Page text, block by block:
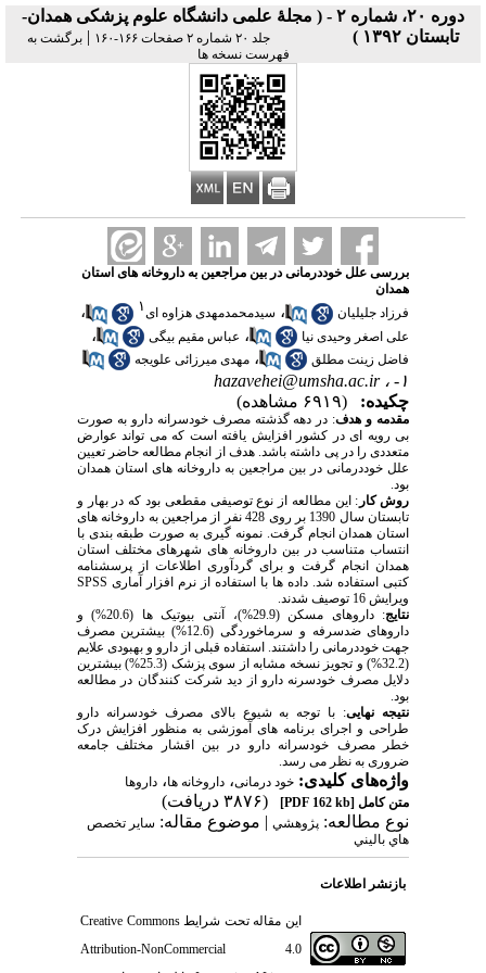
دوره ۲۰، شماره ۲ - ( مجلۀ علمی دانشگاه علوم پزشکی همدان-
تابستان ۱۳۹۲ )
جلد ۲۰ شماره ۲ صفحات ۱۶۶-۱۶۰ | برگشت به
فهرست نسخه ها
بررسی علل خوددرمانی در بین مراجعین به داروخانه های استان
همدان
فرزاد جلیلیان
، سیدمحمدمهدی هزاوه ای۱ ،
علی اصغر وحیدی نیا ، عباس مقیم بیگی ،
فاضل زینت مطلق ، مهدی میرزائی علویجه
۱- ،
hazavehei@umsha.ac.ir
چکیده:
(۶۹۱۹ مشاهده)
مقدمه و هدف: در دهه گذشته مصرف خودسرانه دارو به صورت
بی رویه ای در کشور افزایش یافته است که می تواند عوارض
متعددی را در پی داشته باشد. هدف از انجام مطالعه حاضر تعیین
علل خوددرمانی در بین مراجعین به داروخانه های استان همدان
بود.
روش کار : این مطالعه از نوع توصیفی مقطعی بود که در بهار و
تابستان سال 1390 بر روی 428 نفر از مراجعین به داروخانه های
استان همدان انجام گرفت. نمونه گیری به صورت طبقه بندی با
انتساب متناسب در بین داروخانه های شهرهای مختلف استان
همدان انجام گرفت و برای گردآوری اطلاعات از پرسشنامه
کتبی استفاده شد. داده ها با استفاده از نرم افزار آماری SPSS
ویرایش 16 توصیف شدند.
نتایج
: داروهای مسکن (29.9%)، آنتی بیوتیک ها (20.6%) و
داروهای ضدسرفه و سرماخوردگی (12.6%) بیشترین مصرف
جهت خوددرمانی را داشتند. استفاده قبلی از دارو و بهبودی علایم
(32.2%) و تجویز نسخه مشابه از سوی پزشک (25.3%) بیشترین
دلایل مصرف خودسرنه دارو از دید شرکت کنندگان در مطالعه
بود.
نتیجه نهایی: با توجه به شیوع بالای مصرف خودسرانه دارو
طراحی و اجرای برنامه های آموزشی به منظور افزایش درک
خطر مصرف خودسرانه دارو در بین اقشار مختلف جامعه
ضروری به نظر می رسد.
واژه‌های کلیدی: خود درمانی، داروخانه ها، داروها
متن کامل[PDF 162 kb]
(۳۸۷۶ دریافت)
نوع مطالعه: پژوهشي| موضوع مقاله: سایر تخصص
هاي باليني
بازنشر اطلاعات
این مقاله تحت شرایطCreative Commons
Attribution-NonCommercial 4.0